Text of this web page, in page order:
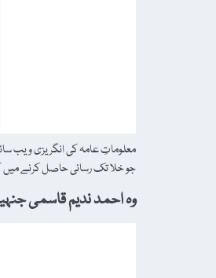
جو خلا تک رسائی حاصل کرنے میں
وہ احمد ندیم قاسمی